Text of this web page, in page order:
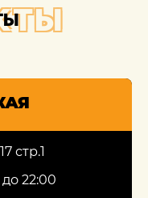
стр.1
22:00